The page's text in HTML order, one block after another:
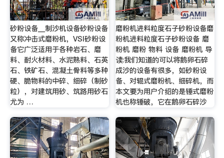
砂粉设备__制沙机设备砂粉设备
又称冲击式磨粉机，VSI砂粉设
备它广泛适用于各种岩石、磨
料、耐火材料、水泥熟料、石英
石、铁矿石、混凝土骨料等多种
硬、脆物料的中碎、细碎（制砂
粒），对建筑用砂、筑路用砂石
尤为 …
磨粉机进料粒度石子砂粉设备磨
粉机进料粒度石子砂粉设备 磨
粉机 磨粉 物料 设备 磨粉机 导
读:我们知道的可以将鹅卵石碎
成沙的设备有很多，如砂粉设
备、对辊式磨粉机、细碎机，而
本文要为用户介绍的是锤式磨粉
机也称锤破，它在鹅卵石碎沙